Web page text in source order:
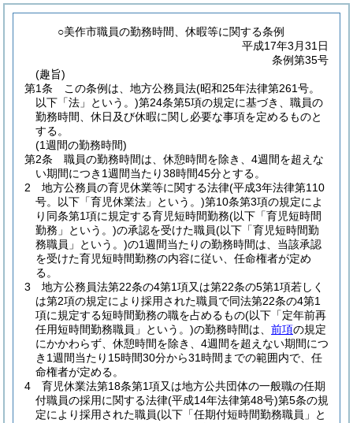
○美作市職員の勤務時間、休暇等に関する条例
平成17年3月31日
条例第35号
(趣旨)
第1条
この条例は、地方公務員法(昭和25年法律第261号。
以下「法」という。)第24条第5項の規定に基づき、職員の
勤務時間、休日及び休暇に関し必要な事項を定めるものと
する。
(1週間の勤務時間)
第2条
職員の勤務時間は、休憩時間を除き、4週間を超えな
い期間につき1週間当たり38時間45分とする。
2
地方公務員の育児休業等に関する法律(平成3年法律第110
号。以下「育児休業法」という。)第10条第3項の規定によ
り同条第1項に規定する育児短時間勤務(以下「育児短時間
勤務」という。)の承認を受けた職員(以下「育児短時間勤
務職員」という。)の1週間当たりの勤務時間は、当該承認
を受けた育児短時間勤務の内容に従い、任命権者が定め
る。
3
地方公務員法第22条の4第1項又は第22条の5第1項若しく
は第2項の規定により採用された職員で同法第22条の4第1
項に規定する短時間勤務の職を占めるもの(以下「定年前再
任用短時間勤務職員」という。)の勤務時間は、 前項の規定
にかかわらず、休憩時間を除き、4週間を超えない期間につ
き1週間当たり15時間30分から31時間までの範囲内で、任
命権者が定める。
4
育児休業法第18条第1項又は地方公共団体の一般職の任期
付職員の採用に関する法律(平成14年法律第48号)第5条の規
定により採用された職員(以下「任期付短時間勤務職員」と